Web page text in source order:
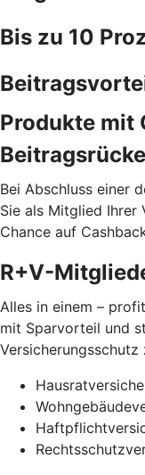
Bis zu 10
Produkte mit
Bei Abschluss einer
Sie als Mitglied Ihrer
Chance auf
R+V-
Alles in einem –
mit Sparvorteil und
Versicherungsschutz